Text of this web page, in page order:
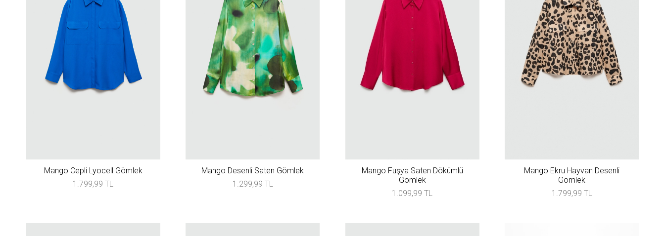
Mango Cepli Lyocell Gömlek
1.799,99 TL
Mango Desenli Saten Gömlek
1.299,99 TL
Mango Fuşya Saten Dökümlü
Gömlek
1.099,99 TL
Mango Ekru Hayvan Desenli
Gömlek
1.799,99 TL